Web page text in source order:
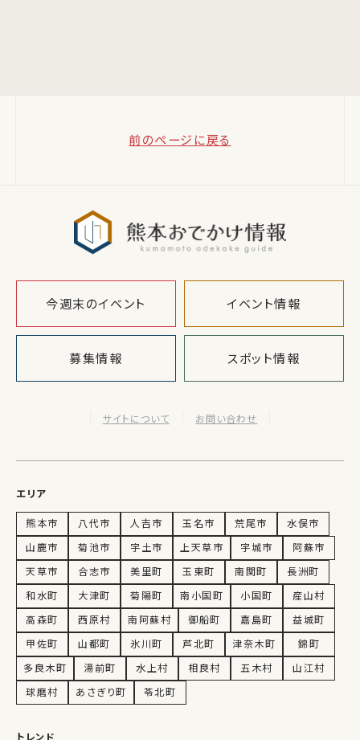
前のページに戻る
今週末のイベント イベント情報
募集情報 スポット情報
サイトについて お問い合わせ
エリア
熊本市 八代市 人吉市 玉名市 荒尾市
水俣市
山鹿市
菊池市 宇土市 上天草市 宇城市
阿蘇市
天草市
合志市 美里町 玉東町 南関町
長洲町
和水町
大津町 菊陽町 南小国町 小国町
産山村
高森町
西原村 南阿蘇村 御船町 嘉島町
益城町
甲佐町
山都町 氷川町 芦北町 津奈木町
錦町
多良木町
湯前町 水上村 相良村 五木村
山江村
球磨村
あさぎり町 苓北町
トレンド